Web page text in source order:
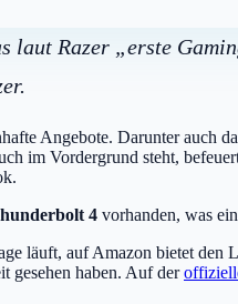
laut Razer „erste
Angebote. Darunter auch
im Vordergrund steht,
4 vorhanden, was
läuft, auf Amazon bietet den
gesehen haben. Auf der